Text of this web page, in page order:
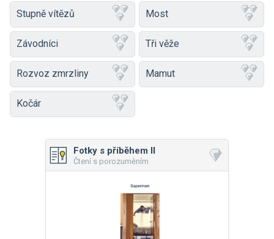
Stupně vítězů Most
Závodníci Tři věže
Rozvoz zmrzliny Mamut
Kočár
Fotky s příběhem II
Čtení s porozuměním